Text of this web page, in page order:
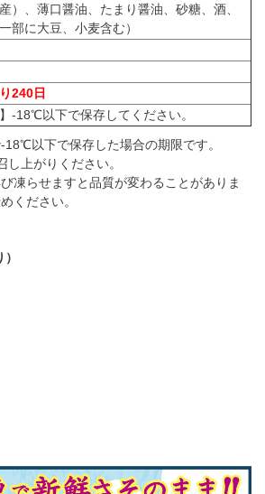
）、薄口醤油、たまり醤油、砂糖、酒、
部に大豆、小麦含む）
240日
】-18℃以下で保存してください。
以下で保存した場合の期限です。
上がりください。
凍らせますと品質が変わることがありま
ください。